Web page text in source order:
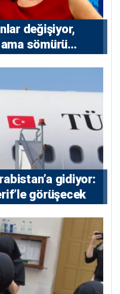
değişiyor,
sömürü
gidiyor:
görüşecek